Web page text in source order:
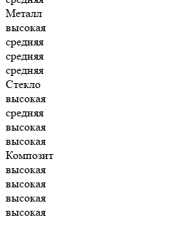
Металл
высокая
средняя
средняя
средняя
Стекло
высокая
средняя
высокая
высокая
Композит
высокая
высокая
высокая
высокая